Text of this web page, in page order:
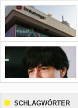
SCHLAGWÖRTER